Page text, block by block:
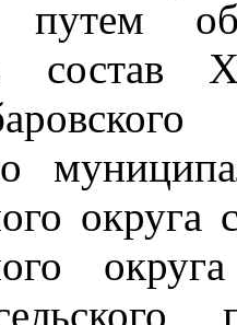
путем
округа